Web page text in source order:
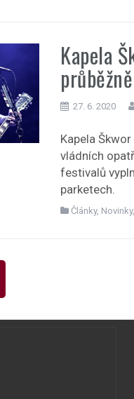
Kapela
27. 6. 2020
Kapela
vládních
festivalů
parketech.
Články, Novinky